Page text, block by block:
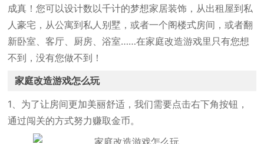
成真！您可以设计数以千计的梦想家居装饰，从出租屋到私
人豪宅，从公寓到私人别墅，或者一个阁楼式房间，或者翻
新卧室、客厅、厨房、浴室……在家庭改造游戏里只有您想
不到，没有您做不到！
家庭改造游戏怎么玩
1、为了让房间更加美丽舒适，我们需要点击右下角按钮，
通过闯关的方式努力赚取金币。